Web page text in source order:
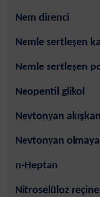
Nem direnci
Nemle sertleşen
Nemle sertleşen
Neopentil glikol
Nevtonyan
Nevtonyan
n-Heptan
Nitroselüloz